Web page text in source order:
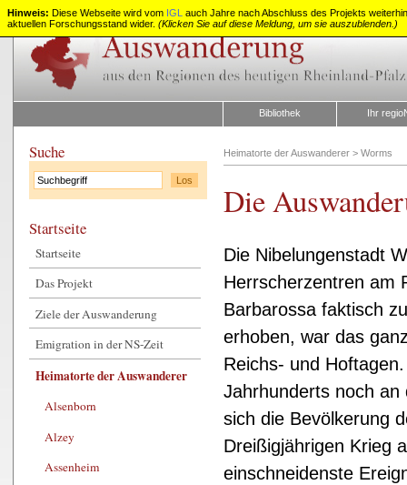
Auswanderung
aus
Rheinland-
Pfalz
Bibliothek Ihr
Suche
Startseite
Startseite
Das Projekt
Ziele der Auswanderung
Emigration in der NS-Zeit
Heimatorte der Auswanderer
Alsenborn
Alzey
Assenheim
Heimatorte der Auswanderer >Worms
Die
Die Nibelungenstadt
Herrscherzentren am
Barbarossa faktisch
erhoben, war das
Reichs- und
Jahrhunderts noch an
sich die Bevölkerung
Dreißigjährigen Krieg
einschneidenste
Hinweis: Diese Webseite wird vom IGL auch Jahre nach Abschluss des Projekts
aktuellen Forschungsstand wider. (Klicken Sie auf diese Meldung, um sie auszublenden.)